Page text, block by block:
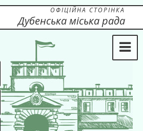
ОФІЦІЙНА СТОРІНКА
Дубенська міська рада